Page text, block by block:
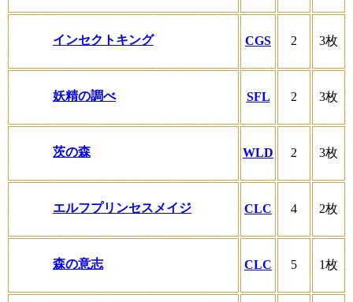
インセクトキング CGS 2 3枚
妖精の調べ SFL 2 3枚
茨の森 WLD 2 3枚
エルフプリンセスメイジ CLC 4 2枚
森の意志 CLC 5 1枚